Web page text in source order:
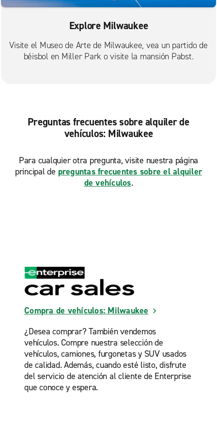
Explore Milwaukee
Visite el Museo de Arte de Milwaukee, vea un partido de
béisbol en Miller Park o visite la mansión Pabst.
Preguntas frecuentes sobre alquiler de
vehículos: Milwaukee
Para cualquier otra pregunta, visite nuestra página
principal de preguntas frecuentes sobre el alquiler
de vehículos.
Compra de vehículos: Milwaukee
¿Desea comprar? También vendemos
vehículos. Compre nuestra selección de
vehículos, camiones, furgonetas y SUV usados
de calidad. Además, cuando esté listo, disfrute
del servicio de atención al cliente de Enterprise
que conoce y espera.